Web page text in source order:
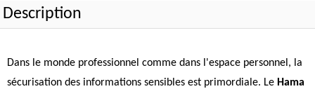
Description
Dans le monde professionnel comme dans l'espace personnel, la
sécurisation des informations sensibles est primordiale. Le Hama